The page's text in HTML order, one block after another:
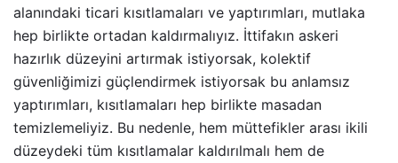
alanındaki ticari kısıtlamaları ve yaptırımları, mutlaka
hep birlikte ortadan kaldırmalıyız. İttifakın askeri
hazırlık düzeyini artırmak istiyorsak, kolektif
güvenliğimizi güçlendirmek istiyorsak bu anlamsız
yaptırımları, kısıtlamaları hep birlikte masadan
temizlemeliyiz. Bu nedenle, hem müttefikler arası ikili
düzeydeki tüm kısıtlamalar kaldırılmalı hem de